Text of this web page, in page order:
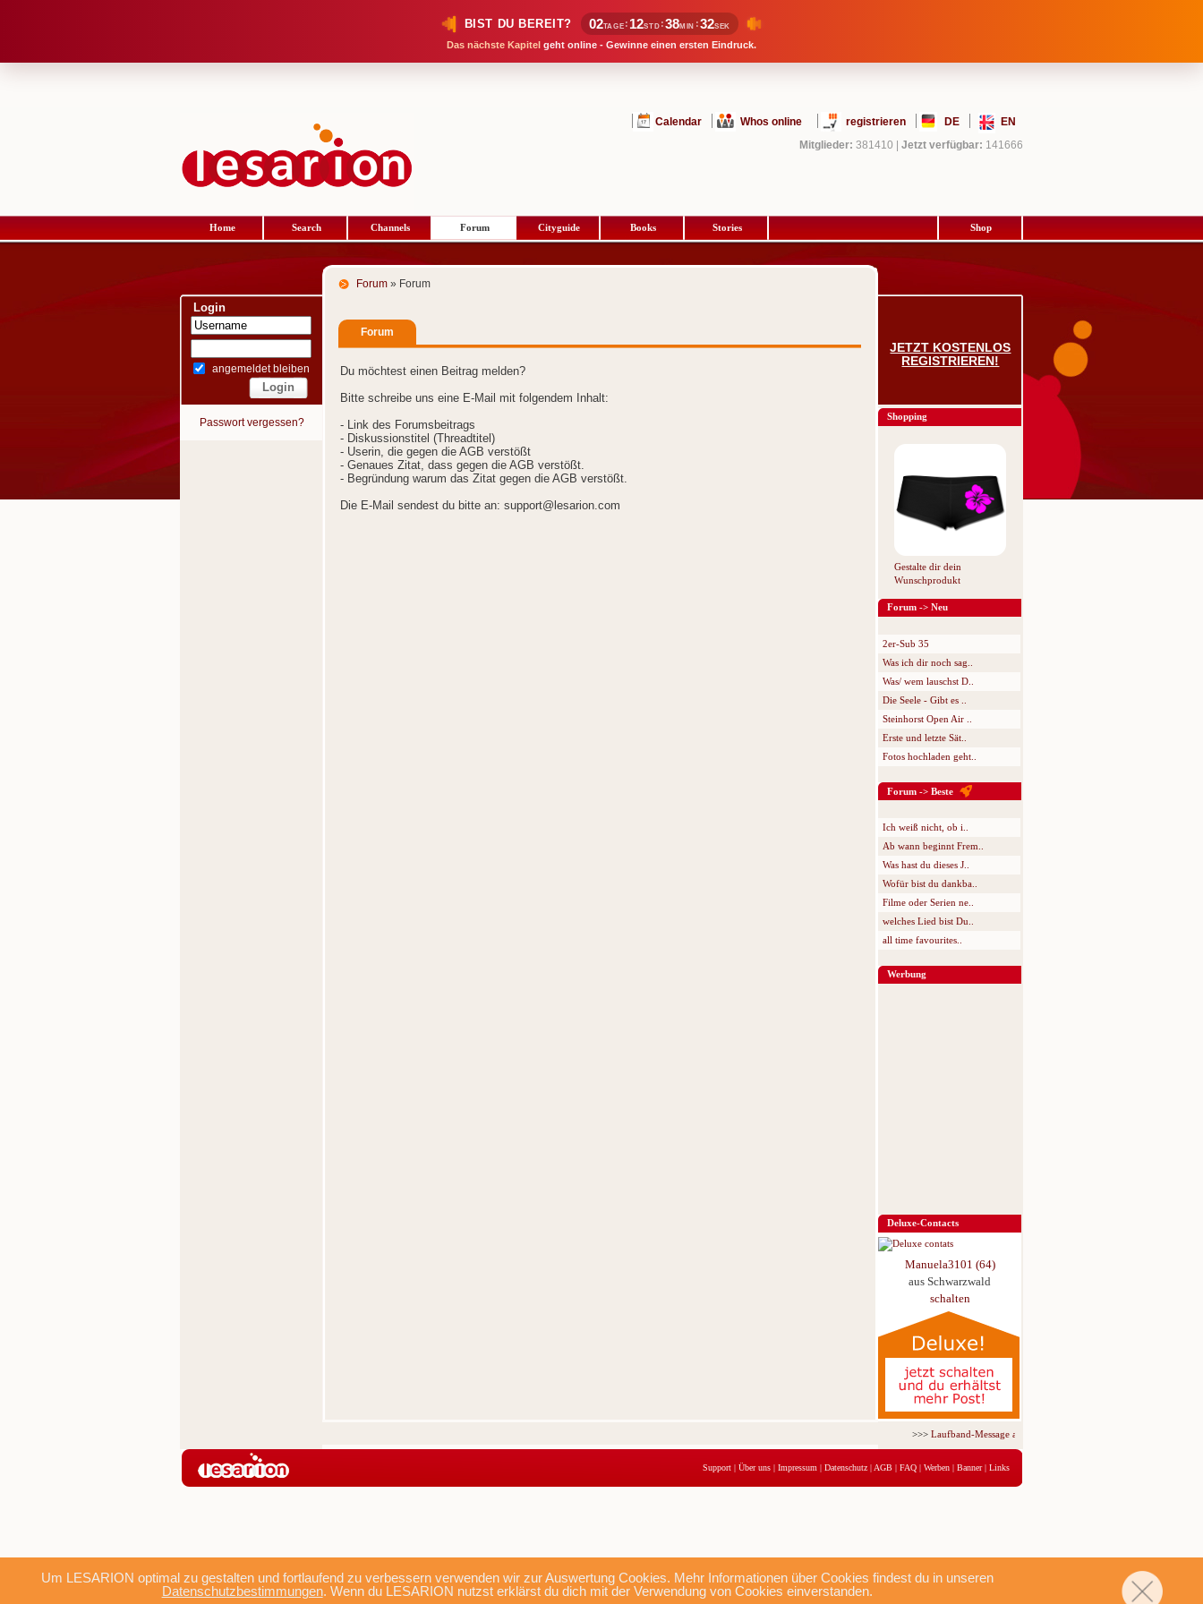
BIST DU BEREIT? 02TAGE : 12STD :38MIN :32SEK
Das nächste Kapitel geht online - Gewinne einen ersten Eindruck.
Um LESARION optimal zu gestalten und fortlaufend zu verbessern verwenden wir zur Auswertung Cookies. Mehr Informationen über Cookies findest du in unseren
Datenschutzbestimmungen. Wenn du LESARION nutzst erklärst du dich mit der Verwendung von Cookies einverstanden.
Calendar Whos online registrieren DE
EN
Mitglieder: 381410 Jetzt verfügbar: 141666
Home Search Channels Forum Cityguide Books Stories Shop
Login
angemeldet bleiben
Passwort vergessen?
Forum » Forum
Forum
Du möchtest einen Beitrag melden?
Bitte schreibe uns eine E-Mail mit folgendem Inhalt:
- Link des Forumsbeitrags
- Diskussionstitel (Threadtitel)
- Userin, die gegen die AGB verstößt
- Genaues Zitat, dass gegen die AGB verstößt.
- Begründung warum das Zitat gegen die AGB verstößt.
Die E-Mail sendest du bitte an: support@lesarion.com
JETZT KOSTENLOS
REGISTRIEREN!
Shopping
Gestalte dir dein
Wunschprodukt
Forum -> Neu
2er-Sub 35
Was ich dir noch sag..
Was/ wem lauschst D..
Die Seele - Gibt es ..
Steinhorst Open Air ..
Erste und letzte Sät..
Fotos hochladen geht..
Forum -> Beste
Ich weiß nicht, ob i..
Ab wann beginnt Frem..
Was hast du dieses J..
Wofür bist du dankba..
Filme oder Serien ne..
welches Lied bist Du..
all time favourites..
Werbung
Deluxe-Contacts
Manuela3101 (64)
aus Schwarzwald
schalten
>>>Laufband-Message ab nur 5,95 € für 3 Tage!
Support | Über uns | Impressum | Datenschutz | AGB | FAQ | Werben | Banner| Links